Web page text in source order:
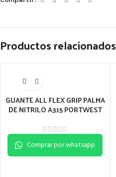
Productos relacionados
GUANTE ALL FLEX GRIP PALMA
DE NITRILO A315 PORTWEST
Comprar por whatsapp